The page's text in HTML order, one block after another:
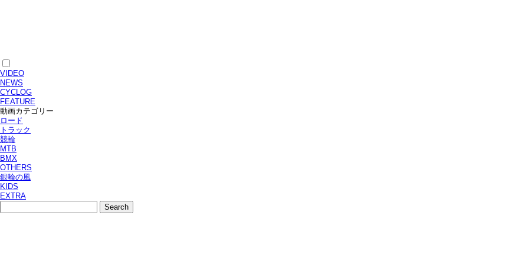
VIDEO
NEWS
CYCLOG
FEATURE
動画カテゴリー
ロード
トラック
競輪
MTB
BMX
OTHERS
銀輪の風
KIDS
EXTRA